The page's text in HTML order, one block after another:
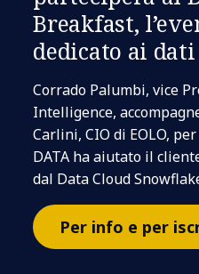
Breakfast,
dedicato ai dati
Corrado Palumbi, vice
Intelligence,
Carlini, CIO di EOLO,
DATA ha aiutato il
dal Data Cloud
Per info e per